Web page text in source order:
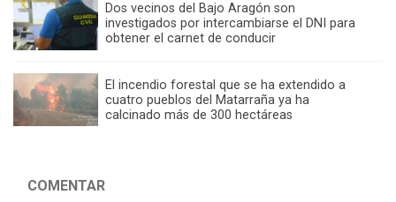
Dos vecinos del Bajo Aragón son
investigados por intercambiarse el DNI para
obtener el carnet de conducir
El incendio forestal que se ha extendido a
cuatro pueblos del Matarraña ya ha
calcinado más de 300 hectáreas
COMENTAR